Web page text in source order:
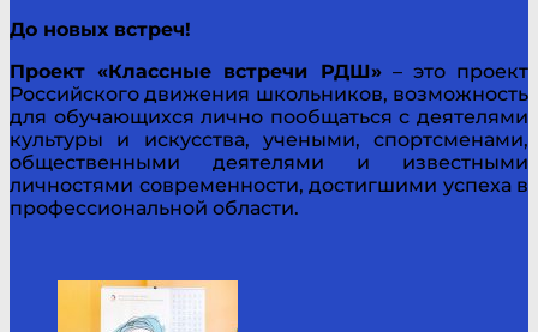
До новых встреч!
Проект «Классные встречи РДШ»– это проект
Российского движения школьников, возможность
для обучающихся лично пообщаться с деятелями
культуры и искусства, учеными, спортсменами,
общественными деятелями и известными
личностями современности, достигшими успеха в
профессиональной области.